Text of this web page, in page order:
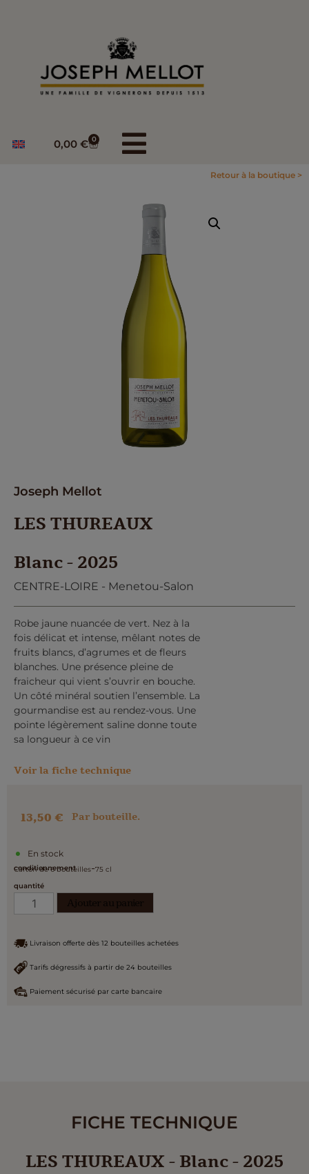
0,00 € 0
Retour à la boutique >
Joseph Mellot
LES THUREAUX
Blanc - 2025
CENTRE-LOIRE - Menetou-Salon
Robe jaune nuancée de vert. Nez à la
fois délicat et intense, mêlant notes de
fruits blancs, d’agrumes et de fleurs
blanches. Une présence pleine de
fraicheur qui vient s’ouvrir en bouche.
Un côté minéral soutien l’ensemble. La
gourmandise est au rendez-vous. Une
pointe légèrement saline donne toute
sa longueur à ce vin
Voir la fiche technique
13,50 € Par bouteille.
En stock
conditionnement
Carton de 6 bouteilles-75 cl
quantité
Ajouter au panier
Livraison offerte dès 12 bouteilles achetées
Tarifs dégressifs à partir de 24 bouteilles
Paiement sécurisé par carte bancaire
FICHE TECHNIQUE
LES THUREAUX - Blanc - 2025